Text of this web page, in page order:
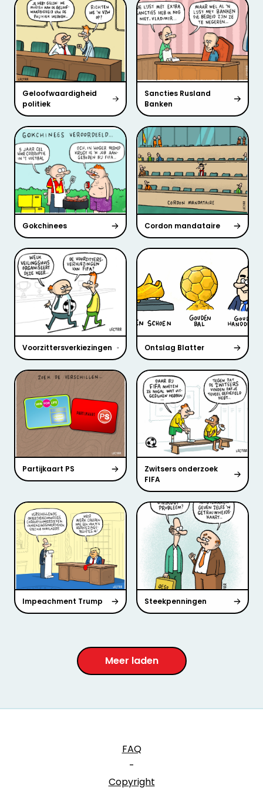
Geloofwaardigheid
politiek
Sancties Rusland
Banken
Gokchinees Cordon mandataire
Voorzittersverkiezingen Ontslag Blatter
Partijkaart PS
Zwitsers onderzoek
FIFA
Impeachment Trump Steekpenningen
Meer laden
FAQ
-
Copyright